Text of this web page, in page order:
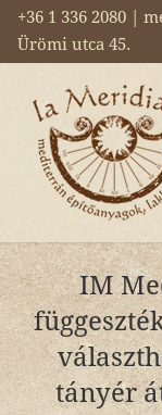
+36 1 336 2080 |
Ürömi utca 45.
IM
tányér